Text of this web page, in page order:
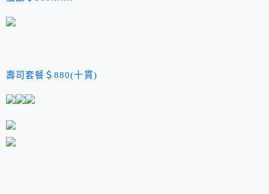
壽司套餐＄880(十貫)